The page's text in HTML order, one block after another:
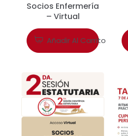
Socios Enfermería
– Virtual
Añadir Al Carrito